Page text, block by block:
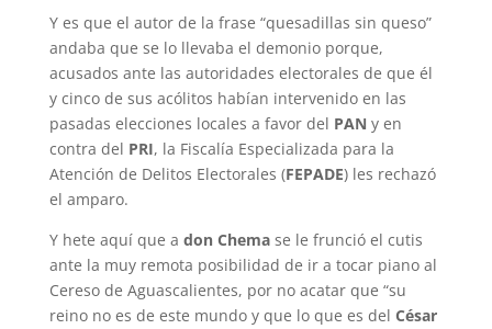
Y es que el autor de la frase “quesadillas sin queso”
andaba que se lo llevaba el demonio porque,
acusados ante las autoridades electorales de que él
y cinco de sus acólitos habían intervenido en las
pasadas elecciones locales a favor del PAN y en
contra del PRI, la Fiscalía Especializada para la
Atención de Delitos Electorales (FEPADE) les rechazó
el amparo.
Y hete aquí que a don Chema se le frunció el cutis
ante la muy remota posibilidad de ir a tocar piano al
Cereso de Aguascalientes, por no acatar que “su
reino no es de este mundo y que lo que es del César